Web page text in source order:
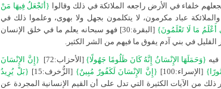
خلفاء في الأرض راجعه الملائكة في ذلك وقالوا {أَتَجْعَلُ فِيهَا مَنْ
والملائكة عباد مكرمون، لا يتكلمون بجهل ولا بهوى، وعلموا ذلك في
أَعْلَمُ مَا لَا تَعْلَمُونَ}
[البقرة:30] فهو سبحانه يعلم ما في خلق الإنسان
في بني آدم يفوق ما فيهم من الشر الكثير.
{وَحَمَلَهَا الإِنْسَانُ إِنَّهُ كَانَ ظَلُومًا جَهُولًا} [الأحزاب:72]
{إِنَّ الإِنْسَانَ
[الإسراء:100] {إِنَّ الإِنْسَانَ لَكَفُورٌ مُبِينٌ} [الزُّخرف:15]
{بَلْ يُرِيدُ
ذلك من الآيات الكثيرة التي تدل على أن القيم الإنسانية المجردة عن